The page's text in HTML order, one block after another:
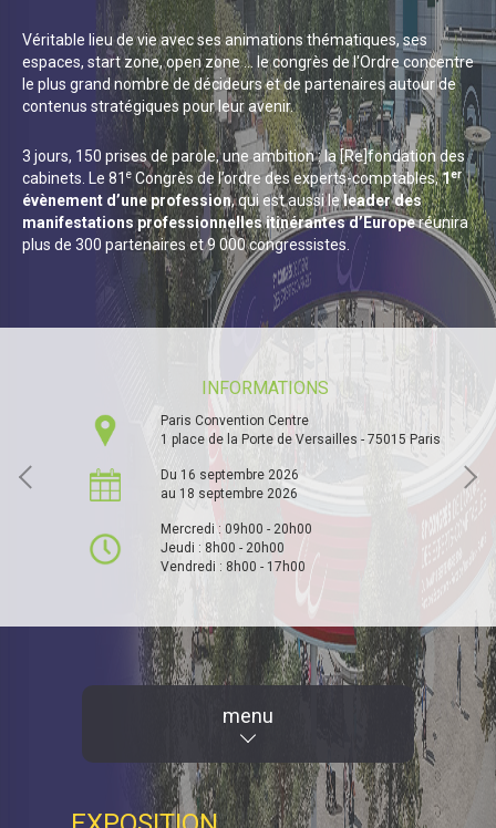
Véritable lieu de vie avec ses animations thématiques, ses
espaces, start zone, open zone … le congrès de l'Ordre concentre
le plus grand nombre de décideurs et de partenaires autour de
contenus stratégiques pour leur avenir.
3 jours, 150 prises de parole, une ambition : la [Re]fondation des
cabinets. Le 81 eCongrès de l’ordre des experts-comptables,1er
évènement d’une profession, qui est aussi leleader des
manifestations professionnelles itinérantes d’Europeréunira
plus de 300 partenaires et 9 000 congressistes.
INFORMATIONS
Paris Convention Centre
1 place de la Porte de Versailles - 75015 Paris
Du 16 septembre 2026
au 18 septembre 2026
Mercredi : 09h00 - 20h00
Jeudi : 8h00 - 20h00
Vendredi : 8h00 - 17h00
menu